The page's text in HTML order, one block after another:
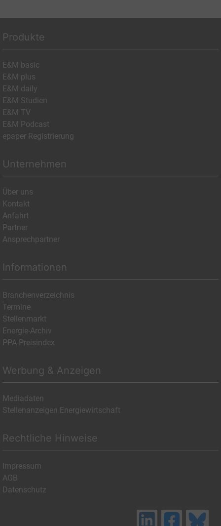
Produkte
E&M basic
E&M plus
E&M daily
E&M Studien
E&M TV
E&M Podcast
epaper Registrierung
Unternehmen
Über uns
Kontakt
Anfahrt
Partner
Ansprechpartner
Informationen
Branchenverzeichnis
Termine
Stellenmarkt
Energie-Archiv
PPA-Preisindex
Werbung & Anzeigen
Mediadaten
Stellenanzeigen Energiewirtschaft
Rechtliche Hinweise
Impressum
AGB
Datenschutz